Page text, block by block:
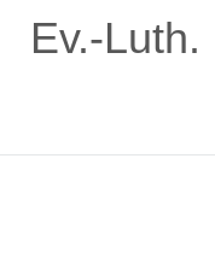
InhaltEv.-